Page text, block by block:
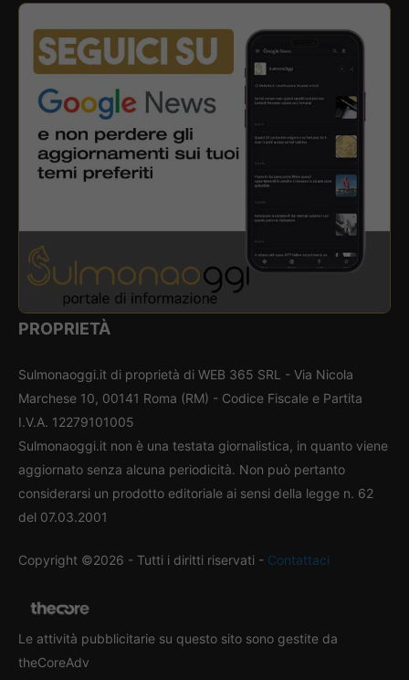
PROPRIETÀ
Sulmonaoggi.it di proprietà di WEB 365 SRL - Via Nicola
Marchese 10, 00141 Roma (RM) - Codice Fiscale e Partita
I.V.A. 12279101005
Sulmonaoggi.it non è una testata giornalistica, in quanto viene
aggiornato senza alcuna periodicità. Non può pertanto
considerarsi un prodotto editoriale ai sensi della legge n. 62
del 07.03.2001
Copyright ©2026 - Tutti i diritti riservati - Contattaci
Le attività pubblicitarie su questo sito sono gestite da
theCoreAdv